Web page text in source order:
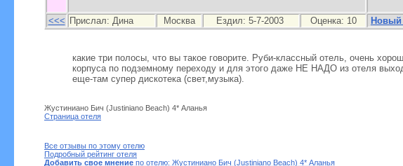
<<< Прислал: Дина Москва Ездил: 5-7-2003 Оценка: 10 Новый
какие три полосы, что вы такое говорите. Руби-классный отель, очень
корпуса по подземному переходу и для этого даже НЕ НАДО из отеля
еще-там супер дискотека (свет,музыка).
Жустиниано Бич (Justiniano Beach) 4* Аланья
Страница отеля
Все отзывы по этому отелю
Подробный рейтинг отеля
Добавить свое мнение по отелю: Жустиниано Бич (Justiniano Beach) 4* Аланья